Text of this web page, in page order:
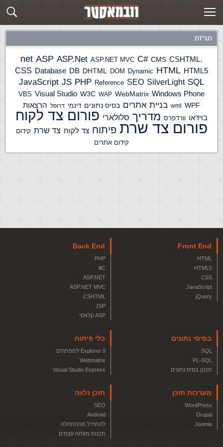
תגית: wix פוסטים חדשים
תגיות
.net
ASP ASP.Net ASP.NET MVC C# CMS CSHTML
CSS Database DB DHTML DOM Dynamic HTML HTML5
JavaScript JS PHP Reference SEO SilverLight SQL
VBS Visual Studio W3C WAP WebMatrix Windows Phone
wml WPF בניית אתרים בסיס נתונים דינמי דרופל הרצאות
בוידאו וורדפרס מדריך סלולארי פורום צד לקוח
פורום צד שרת פיתוח צד לקוח צד שרת קידום
קידום אתרים
Front End
HTML
HTML5
CSS
JavaScript
jQuery
Back End
PHP
C#
ASP.NET
ASP.NET MVC
CSHTML
JSP
ASP קלאסי
בסיסי נתונים
SQL
PL-SQL
תכנון בסיס נתונים
כלי פיתוח
Explorer 9 למפתחים
Webmatrix
Visual Studio Express
מערכות תוכן
WordPress
Drupal
Joomla
תוכן נלווה
SEO
Android
להתחיל מההתחלה
תכנות מונחה עצמים